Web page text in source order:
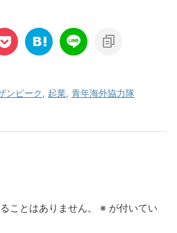
ンビーク 起業 青年海外協力隊
ことはありません。 ※ が付いてい